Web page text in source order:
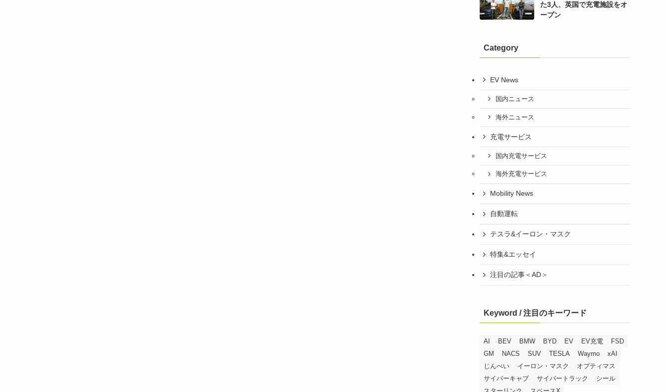
た3人、英国で充電施設をオ
ープン
Category
EV News
国内ニュース
海外ニュース
充電サービス
国内充電サービス
海外充電サービス
Mobility News
自動運転
テスラ&イーロン・マスク
特集&エッセイ
注目の記事＜AD＞
Keyword / 注目のキーワード
AI BEV BMW BYD EV EV充電
FSD
GM
NACS SUV TESLA Waymo
xAI
じんべい
イーロン・マスク
オプティマス
サイバーキャブ
サイバートラック
シール